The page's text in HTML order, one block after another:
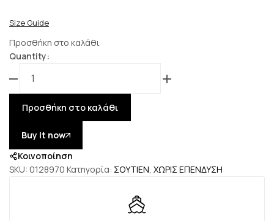
Size Guide
Προσθήκη στο καλάθι
Quantity:
Image
Bra
ποσότητα
Προσθήκη στο καλάθι
Buy it now
Κοινοποίηση
SKU: 0128970 Κατηγορία: ΣΟΥΤΙΕΝ, ΧΩΡΙΣ ΕΠΕΝΔΥΣΗ